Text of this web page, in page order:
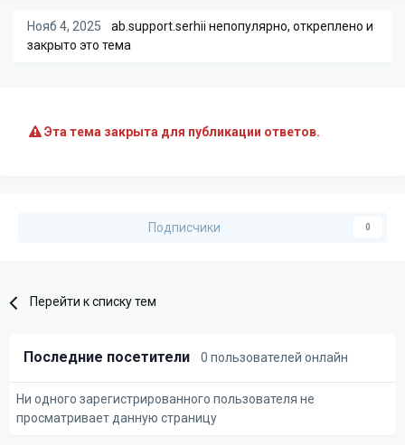
Нояб 4, 2025 ab.support.serhii непопулярно, откреплено и
закрыто это тема
Эта тема закрыта для публикации ответов.
Подписчики 0
Перейти к списку тем
Последние посетители 0 пользователей онлайн
Ни одного зарегистрированного пользователя не
просматривает данную страницу